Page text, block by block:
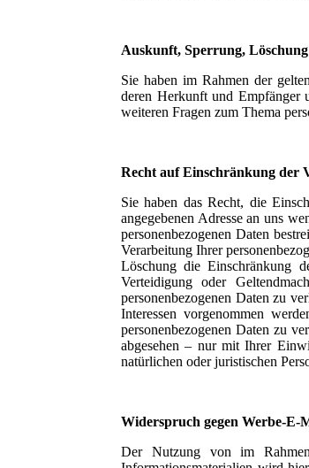
Auskunft, Sperrung,
Sie haben im Rahmen der
deren Herkunft und Empfänger
weiteren Fragen zum Thema
Recht auf Einschränkung der
Sie haben das Recht, die
angegebenen Adresse an uns
personenbezogenen Daten
Verarbeitung Ihrer
Löschung die Einschränkung
Verteidigung oder
personenbezogenen Daten zu
Interessen vorgenommen
personenbezogenen Daten zu
abgesehen – nur mit Ihrer
natürlichen oder juristischen
Widerspruch gegen Werbe-E-
Der Nutzung von im